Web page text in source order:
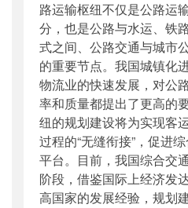
路运输枢纽不仅是公路运
分，也是公路与水运、铁
式之间、公路交通与城市
的重要节点。我国城镇化
物流业的快速发展，对公
率和质量都提出了更高的
纽的规划建设将为实现客
过程的“无缝衔接”，促进
平台。目前，我国综合交
阶段，借鉴国际上经济发
高国家的发展经验，规划